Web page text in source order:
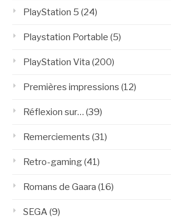
PlayStation 5 (24)
Playstation Portable (5)
PlayStation Vita (200)
Premières impressions (12)
Réflexion sur… (39)
Remerciements (31)
Retro-gaming(41)
Romans de Gaara (16)
SEGA(9)